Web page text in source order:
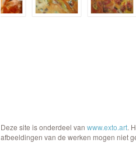
Deze site is onderdeel van www.exto.art.
afbeeldingen van de werken mogen niet